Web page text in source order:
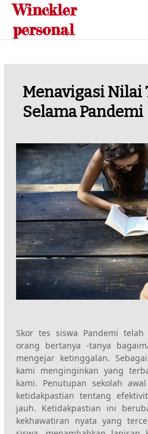
Skip
content
Winckler
personal
Menavigasi Nilai
Selama Pandemi
Skor tes siswa Pandemi telah
orang bertanya -tanya
mengejar ketinggalan.
kami menginginkan yang
kami. Penutupan sekolah
ketidakpastian tentang
jauh. Ketidakpastian ini
kekhawatiran nyata yang